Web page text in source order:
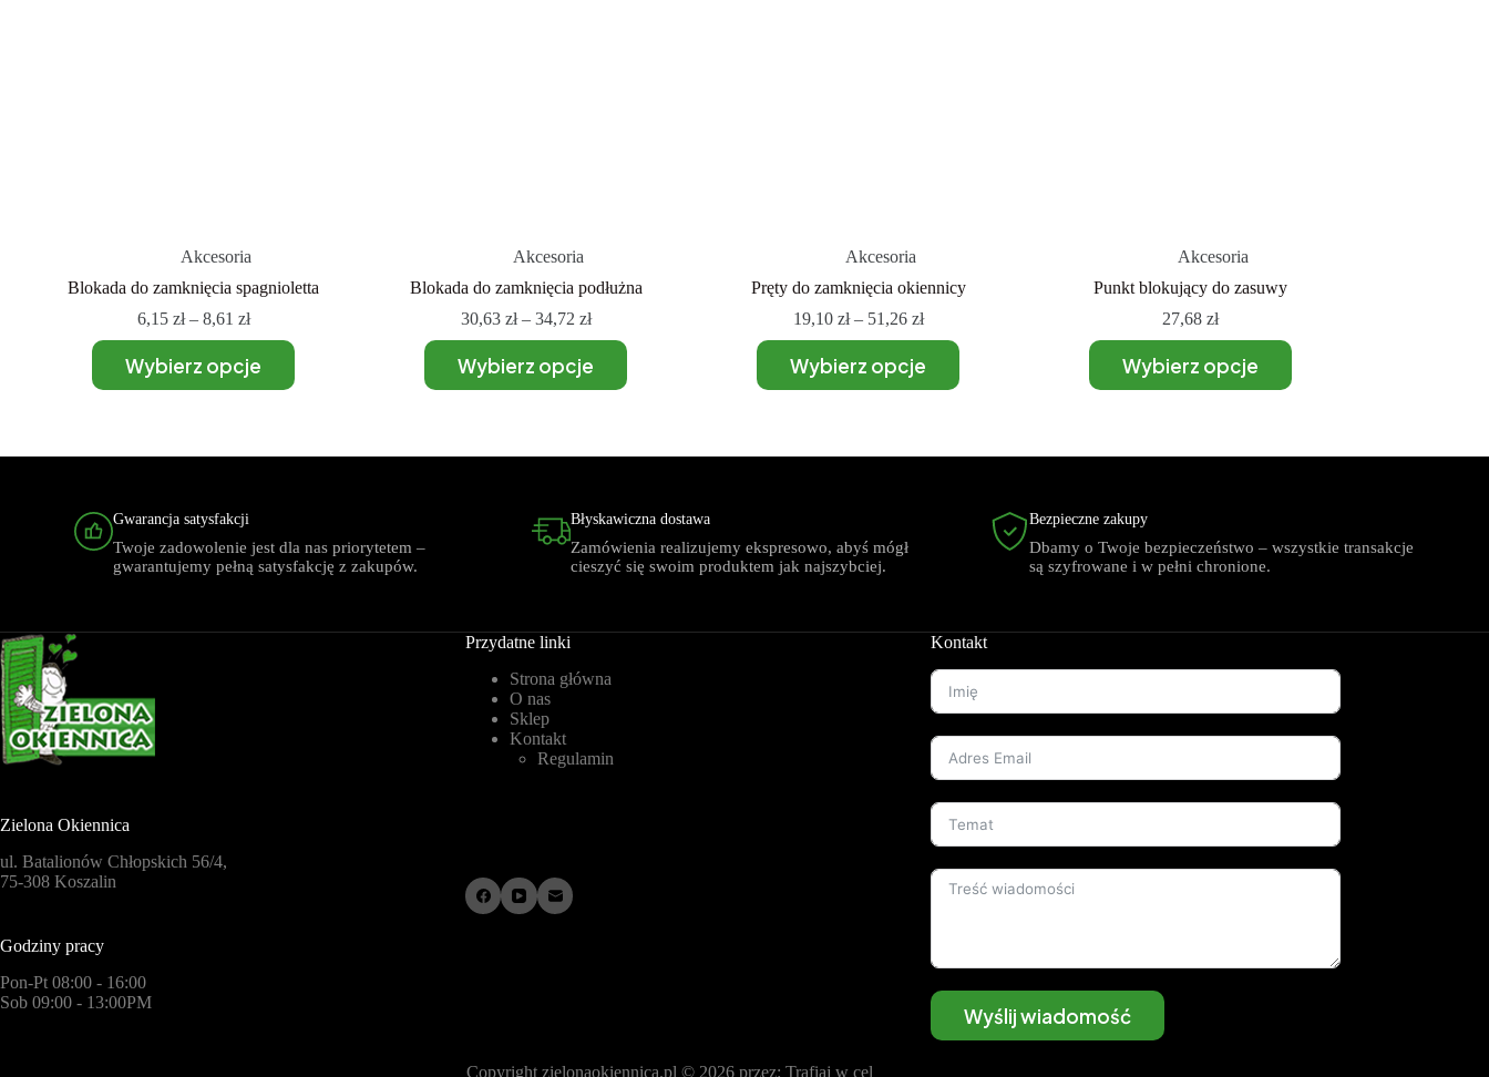
Akcesoria
Blokada do zamknięcia spagnioletta
6,15 zł– 8,61 zł
Wybierz opcje
Akcesoria
Blokada do zamknięcia podłużna
30,63 zł– 34,72 zł
Wybierz opcje
Akcesoria
Pręty do zamknięcia okiennicy
19,10 zł– 51,26 zł
Wybierz opcje
Akcesoria
Punkt blokujący do zasuwy
27,68zł
Wybierz opcje
Gwarancja satysfakcji
Twoje zadowolenie jest dla nas priorytetem –
gwarantujemy pełną satysfakcję z zakupów.
Błyskawiczna dostawa
Zamówienia realizujemy ekspresowo, abyś mógł
cieszyć się swoim produktem jak najszybciej.
Bezpieczne zakupy
Dbamy o Twoje bezpieczeństwo – wszystkie transakcje
są szyfrowane i w pełni chronione.
Zielona Okiennica
ul. Batalionów Chłopskich 56/4,
75-308 Koszalin
Godziny pracy
Pon-Pt 08:00 - 16:00
Sob 09:00 - 13:00PM
Przydatne linki
Strona główna
O nas
Sklep
Kontakt
Regulamin
Kontakt
Wyślij wiadomość
Copyrightzielonaokiennica.pl © 2026 przez:Trafiaj w cel